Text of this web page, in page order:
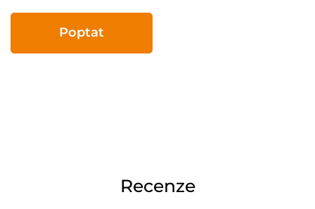
Poptat
Recenze